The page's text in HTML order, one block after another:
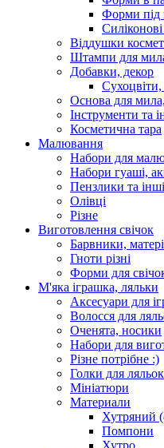
Форми під
Віддушки
Штампи для
Добавки, декор
Основа для
Інструменти та
Косметична тара
Малювання
Набори для
Набори гуаші,
Пензлики та
Олівці
Різне
Виготовлення свічок
Барвники,
Гноти різні
Форми для
М'яка іграшка, ляльки
Аксесуари для
Волосся для
Оченята, носики
Набори для
Різне потрібне :)
Голки для ляльок
Мініатюри
Материали
Хутряний
Помпони
Хутро